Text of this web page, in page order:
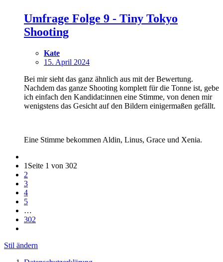
Umfrage Folge 9 - Tiny Tokyo
Shooting
Kate
15. April 2024
Bei mir sieht das ganz ähnlich aus mit der Bewertung.
Nachdem das ganze Shooting komplett für die Tonne ist, gebe
ich einfach den Kandidat:innen eine Stimme, von denen mir
wenigstens das Gesicht auf den Bildern einigermaßen gefällt.
Eine Stimme bekommen Aldin, Linus, Grace und Xenia.
1 Seite 1 von 302
2
3
4
5
…
302
Stil ändern